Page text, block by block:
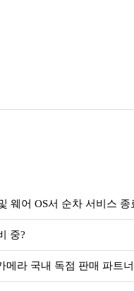
웨어 OS서 순차 서비스 종
중?
메라 국내 독점 판매 파트